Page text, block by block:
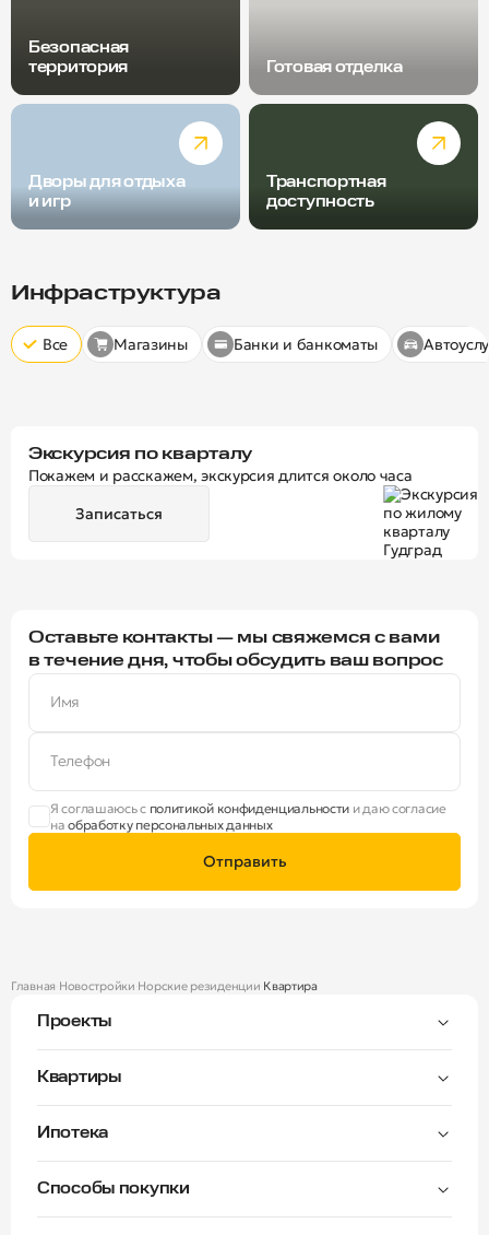
Безопасная
территория
Готовая отделка
Дворы для отдыха
и игр
Транспортная
доступность
Инфраструктура
Все Магазины Банки и банкоматы
Экскурсия по кварталу
Покажем и расскажем, экскурсия длится около часа
Записаться
Оставьте контакты — мы свяжемся с вами
в течение дня, чтобы обсудить ваш вопрос
Имя
Телефон
Я соглашаюсь с политикой конфиденциальности и даю согласие
наобработку персональных данных
Отправить
Главная Новостройки Норские резиденции Квартира
Проекты
Тверицы
Норские резиденции
Квартиры
Окна на две стороны
Ипотека
Способы покупки